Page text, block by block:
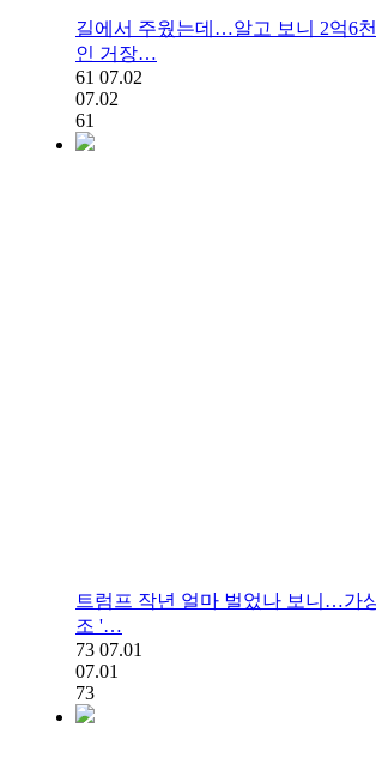
길에서 주웠는데…알고 보니 2억6
인 거장…
61 07.02
07.02
61
트럼프 작년 얼마 벌었나 보니…가
조 '…
73 07.01
07.01
73